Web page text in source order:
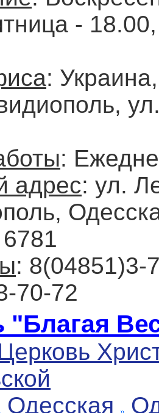
-
:
:
адрес: ул.
: 8(04851)3-
70-72
"Благая
Одесская